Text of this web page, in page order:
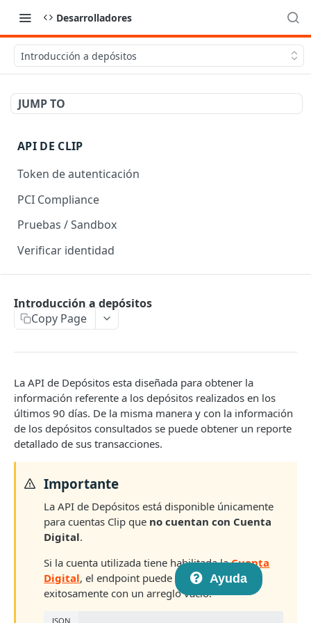
Ayuda
Desarrolladores
Introducción a depósitos
JUMP TO
API DE CLIP
Token de autenticación
PCI Compliance
Pruebas / Sandbox
Verificar identidad
Introducción a Checkout Redireccionado
Consulta el estado de un link de pago
Aceptar USD
Webhooks
Crear un nuevo link de pago
Consulta el estado de un link de pago
Introducción a Checkout Clip v1
API DE CHECKOUT TRANSPARENTE
Introducción al Checkout Transparente
Generar un card token
Realizar un pago
Obtener detalles de una transacción individual
Introducción a depósitos
Copy Page
La API de Depósitos esta diseñada para obtener la
información referente a los depósitos realizados en los
últimos 90 días. De la misma manera y con la información
de los depósitos consultados se puede obtener un reporte
detallado de sus transacciones.
Importante
La API de Depósitos está disponible únicamente
para cuentas Clip que no cuentan con Cuenta
Digital.
Si la cuenta utilizada tiene habilitada la Cuenta
Digital, el endpoint puede responder
exitosamente con un arreglo vacío:
JSON